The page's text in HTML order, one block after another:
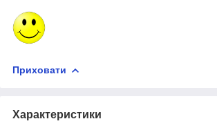
Приховати
Характеристики